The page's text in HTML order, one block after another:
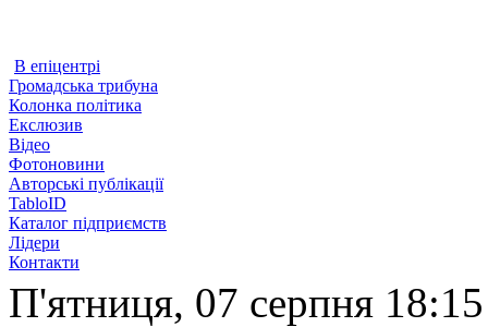
В епіцентрі
Громадська трибуна
Колонка політика
Екслюзив
Відео
Фотоновини
Авторські публікації
TabloID
Каталог підприємств
Лідери
Контакти
П'ятниця, 07 серпня 18:15